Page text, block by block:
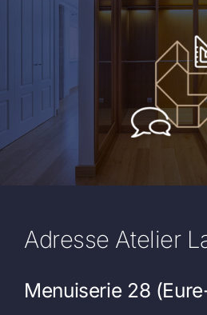
Adresse Atelier
Menuiserie 28